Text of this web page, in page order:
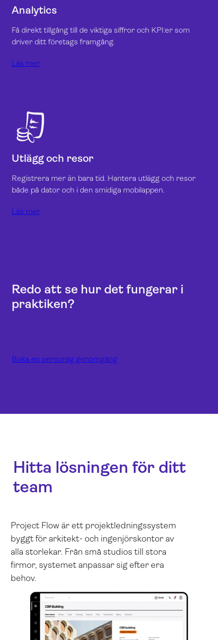
Analytics
Få direkt tillgång till de viktiga siffror och KPI:er som
driver ditt företags framgång.
Läs mer
Utlägg och resor
Registrera mer än bara tid. Hantera utlägg och resor
både på dator och i den smidiga mobilappen.
Läs mer
Redo att se hur det fungerar i
praktiken?
Boka en personlig genomgång
Hitta lösningen för ditt
team
Project Flow är ett projektledningssystem
byggt för arkitekt- och ingenjörskontor av
alla storlekar. Från små studios till stora
firmor, systemet anpassar sig efter era
behov.